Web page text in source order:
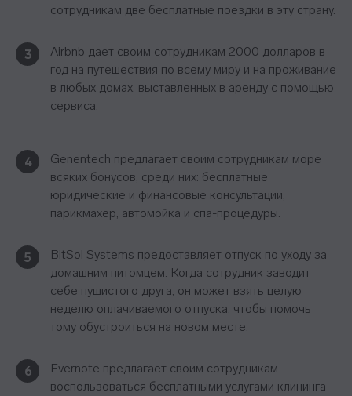
сотрудникам две бесплатные поездки в эту страну.
3
Airbnb дает своим сотрудникам 2000 долларов в
год на путешествия по всему миру и на проживание
в любых домах, выставленных в аренду с помощью
сервиса.
4
Genentech предлагает своим сотрудникам море
всяких бонусов, среди них: бесплатные
юридические и финансовые консультации,
парикмахер, автомойка и спа-процедуры.
5
BitSol Systems предоставляет отпуск по уходу за
домашним питомцем. Когда сотрудник заводит
себе пушистого друга, он может взять целую
неделю оплачиваемого отпуска, чтобы помочь
тому обустроиться на новом месте.
6
Evernote предлагает своим сотрудникам
воспользоваться бесплатными услугами клининга